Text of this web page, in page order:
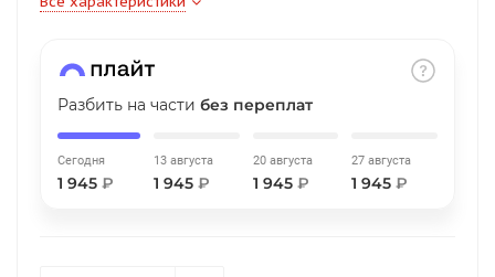
Разбить на части без переплат
Сегодня
1 945 ₽
13 августа
1 945 ₽
20 августа
1 945 ₽
27 августа
1 945₽